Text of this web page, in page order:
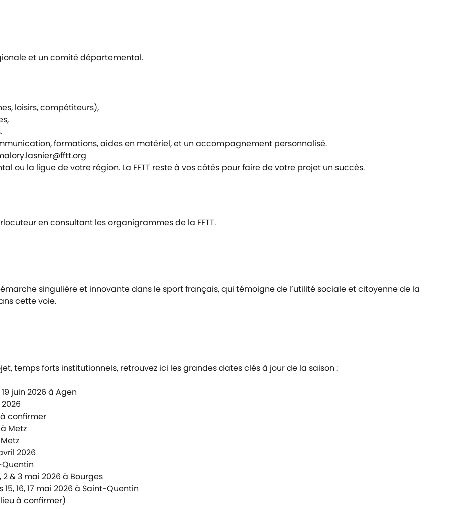
et un comité départemental.
loisirs, compétiteurs),
formations, aides en matériel, et un accompagnement personnalisé.
ou la ligue de votre région. La FFTT reste à vos côtés pour faire de votre projet un succès.
en consultant les organigrammes de la FFTT.
singulière et innovante dans le sport français, qui témoigne de l’utilité sociale et citoyenne de la
cette voie.
temps forts institutionnels, retrouvez ici les grandes dates clés à jour de la saison :
19 juin 2026 à Agen
confirmer
Metz
2026
2 & 3 mai 2026 à Bourges
15, 16, 17 mai 2026 à Saint-Quentin
à confirmer)